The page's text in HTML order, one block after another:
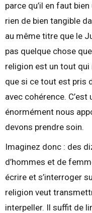
parce qu’il en faut
rien de bien tangible
au même titre que le
pas quelque chose
religion est un tout
que si ce tout est pris
avec cohérence.
énormément nous
devons prendre soin.
Imaginez donc : des
d’hommes et de
écrire et s’interroger
religion veut
interpeller. Il suffit de